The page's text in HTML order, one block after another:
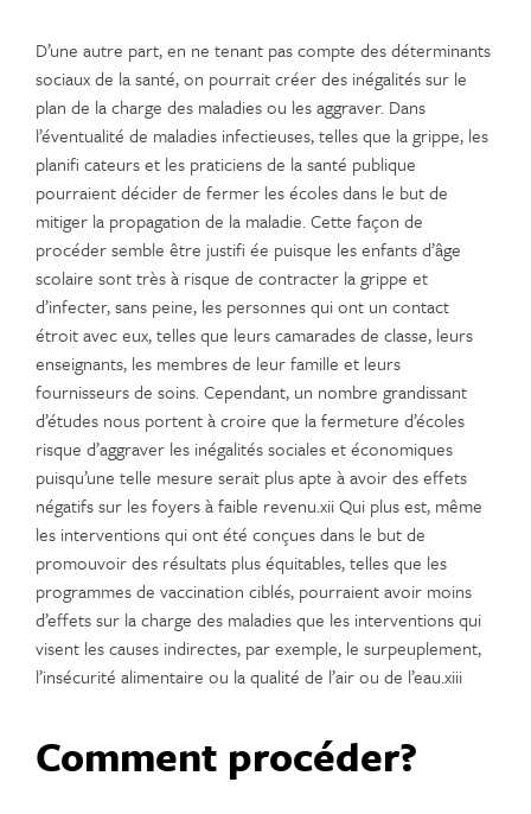
D’une autre part, en ne tenant pas compte des déterminants
sociaux de la santé, on pourrait créer des inégalités sur le
plan de la charge des maladies ou les aggraver. Dans
l’éventualité de maladies infectieuses, telles que la grippe, les
planifi cateurs et les praticiens de la santé publique
pourraient décider de fermer les écoles dans le but de
mitiger la propagation de la maladie. Cette façon de
procéder semble être justifi ée puisque les enfants d’âge
scolaire sont très à risque de contracter la grippe et
d’infecter, sans peine, les personnes qui ont un contact
étroit avec eux, telles que leurs camarades de classe, leurs
enseignants, les membres de leur famille et leurs
fournisseurs de soins. Cependant, un nombre grandissant
d’études nous portent à croire que la fermeture d’écoles
risque d’aggraver les inégalités sociales et économiques
puisqu’une telle mesure serait plus apte à avoir des effets
négatifs sur les foyers à faible revenu.xii Qui plus est, même
les interventions qui ont été conçues dans le but de
promouvoir des résultats plus équitables, telles que les
programmes de vaccination ciblés, pourraient avoir moins
d’effets sur la charge des maladies que les interventions qui
visent les causes indirectes, par exemple, le surpeuplement,
l’insécurité alimentaire ou la qualité de l’air ou de l’eau.xiii
Comment procéder?